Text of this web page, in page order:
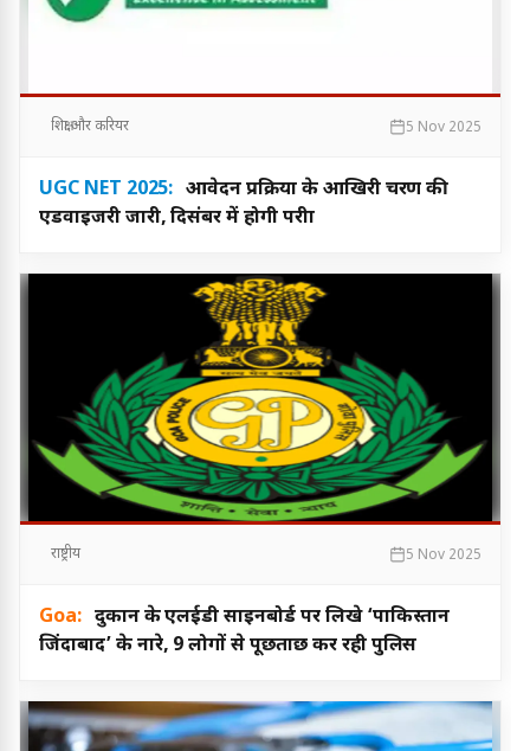
शिक्षा और करियर 5 Nov 2025
UGC NET 2025: आवेदन प्रक्रिया के आखिरी चरण की
एडवाइजरी जारी, दिसंबर में होगी परीक्षा
राष्ट्रीय 5 Nov 2025
Goa: दुकान के एलईडी साइनबोर्ड पर लिखे ‘पाकिस्तान
जिंदाबाद’ के नारे, 9 लोगों से पूछताछ कर रही पुलिस